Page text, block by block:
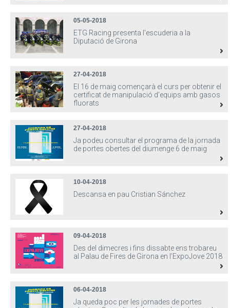
05-05-2018
ETG Racing presenta l'escuderia a la
Diputació de Girona
27-04-2018
El 16 de maig començarà el curs per obtenir el
certificat de manipulació d’equips amb gasos
fluorats
27-04-2018
Ja podeu consultar el programa de la jornada
de portes obertes del diumenge 6 de maig
10-04-2018
Descansa en pau Cristian Sánchez
09-04-2018
Des del dimecres i fins dissabte ens trobareu
al Palau de Fires de Girona en l’ExpoJove 2018
06-04-2018
Ja queda poc per les jornades de portes